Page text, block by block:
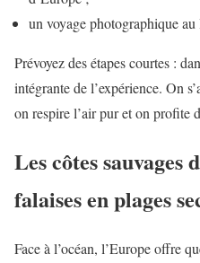
un voyage photographique
Prévoyez des étapes courtes :
intégrante de l’expérience. On
on respire l’air pur et on profite
Les côtes sauvages
falaises en plages
Face à l’océan, l’Europe offre